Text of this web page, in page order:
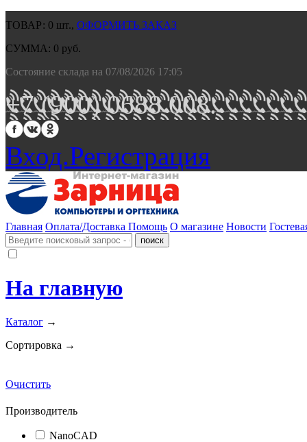
ТОВАР: 0 шт., ОФОРМИТЬ ЗАКАЗ
СУММА: 0 руб.
Состояние склада на 07/08/2026 17:05
+7 (900) 0688 008.
Вход.Регистрация
Главная Оплата/Доставка Помощь О магазине Новости
На главную
Каталог →
Сортировка →
Очистить
Производитель
NanoCAD